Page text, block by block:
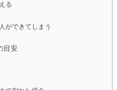
る
ができてしまう
目安